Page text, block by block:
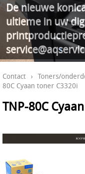
De nieuwe
ultieme in uw
Contact › Toners/
80C Cyaan toner C3320i
TNP-80C